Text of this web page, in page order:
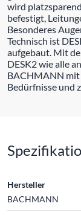
wird
befestigt,
Besonderes
Technisch ist
aufgebaut. Mit
DESK2 wie alle
BACHMANN
Bedürfnisse und
Hersteller
BACHMANN